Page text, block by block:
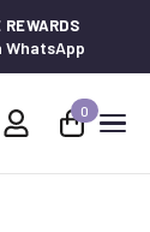
WhatsApp
0